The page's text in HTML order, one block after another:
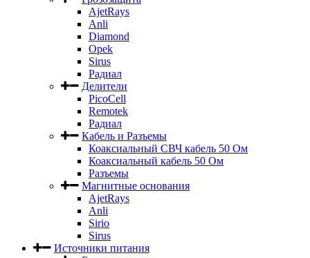
AjetRays
Anli
Diamond
Opek
Sirus
Радиал
Делители
PicoCell
Remotek
Радиал
Кабель и Разъемы
Коаксиальный СВЧ кабель 50 Ом
Коаксиальный кабель 50 Ом
Разъемы
Магнитные основания
AjetRays
Anli
Sirio
Sirus
Источники питания